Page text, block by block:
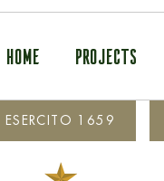
HOME PROJECTS
ESERCITO 1659